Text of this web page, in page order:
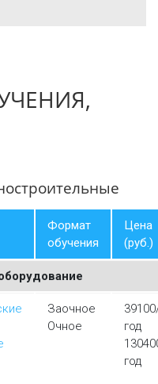
Формат
обучения
Цена
(руб.)
Заочное
Очное
год
год